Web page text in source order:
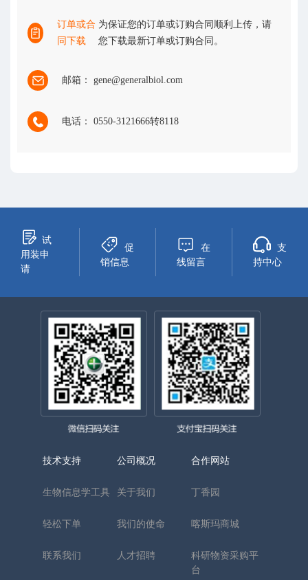
订单或合
同下载
为保证您的订单或订购合同顺利上传，请
您下载最新订单或订购合同。
邮箱： gene@generalbiol.com
电话： 0550-3121666转8118
试
用装申
请
促
销信息
在
线留言
支
持中心
技术支持
生物信息学工具
轻松下单
联系我们
公司概况
关于我们
我们的使命
人才招聘
合作网站
丁香园
喀斯玛商城
科研物资采购平
台